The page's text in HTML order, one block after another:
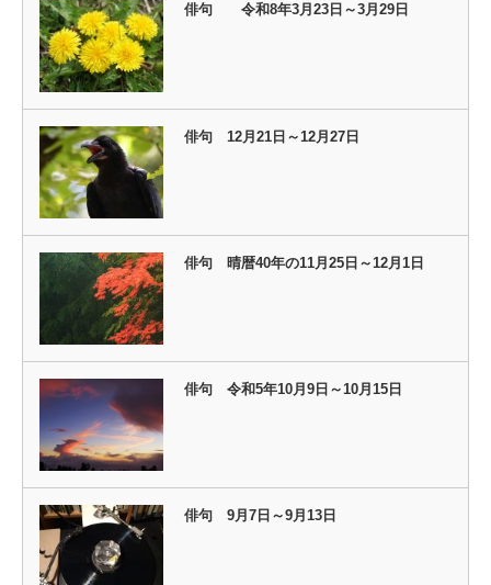
俳句 令和8年3月23日～3月29日
俳句 12月21日～12月27日
俳句 晴暦40年の11月25日～12月1日
俳句 令和5年10月9日～10月15日
俳句 9月7日～9月13日